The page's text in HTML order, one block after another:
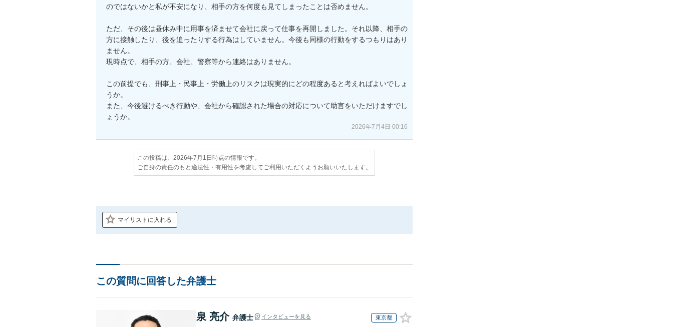
のではないかと私が不安になり、相手の方を何度も見てしまったことは否めません。
ただ、その後は昼休み中に用事を済ませて会社に戻って仕事を再開しました。それ以降、相手の
方に接触したり、後を追ったりする行為はしていません。今後も同様の行動をするつもりはあり
ません。
現時点で、相手の方、会社、警察等から連絡はありません。
この前提でも、刑事上・民事上・労働上のリスクは現実的にどの程度あると考えればよいでしょ
うか。
また、今後避けるべき行動や、会社から確認された場合の対応について助言をいただけますでし
ょうか。
2026年7月4日 00:16
この投稿は、2026年7月1日時点の情報です。
ご自身の責任のもと適法性・有用性を考慮してご利用いただくようお願いいたします。
マイリストに入れる
この質問に回答した弁護士
泉 亮介 弁護士 インタビューを見る 東京都